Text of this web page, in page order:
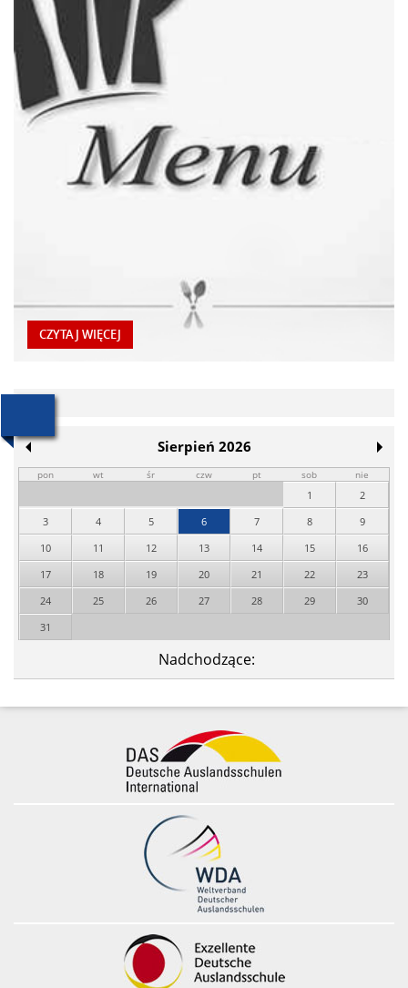
CZYTAJ WIĘCEJ
Sierpień 2026
pon wt śr czw pt sob nie
1
2
3
4 5 6 7 8
9
10
11 12 13 14 15
16
17
18 19 20 21 22
23
24
25 26 27 28 29
30
31
Nadchodzące: